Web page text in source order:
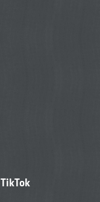
TikTok